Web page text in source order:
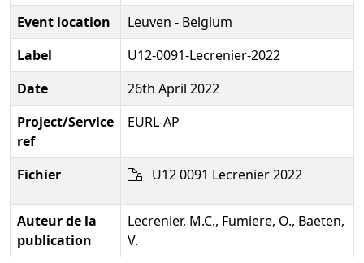
Event location
Leuven - Belgium
Label
U12-0091-Lecrenier-2022
Date
26th April 2022
Project/Service
ref
EURL-AP
Fichier U12 0091 Lecrenier 2022
Auteur de la
publication
Lecrenier, M.C., Fumiere, O., Baeten,
V.